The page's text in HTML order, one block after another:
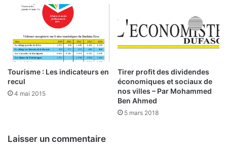
u
r
l
e
e
c
o
r
Tourisme : Les indicateurs en
recul
4 mai 2015
Tirer profit des dividendes
économiques et sociaux de
nos villes – Par Mohammed
Ben Ahmed
5 mars 2018
Laisser un commentaire